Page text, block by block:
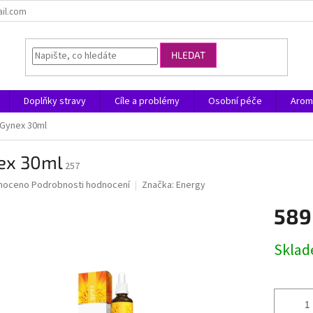
HLEDAT
Doplňky stravy Cíle a problémy Osobní péče
Gynex 30ml
30ml 257
Podrobnosti hodnocení Značka: Energy
cena: